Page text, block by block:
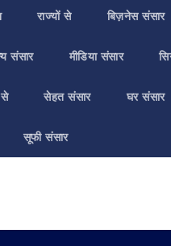
राज्यों से बिज़नेस संसार
संसार मीडिया संसार
से सेहत संसार घर संसार
सूफी संसार